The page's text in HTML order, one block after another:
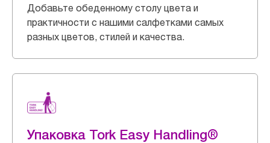
Добавьте обеденному столу цвета и
практичности с нашими салфетками самых
разных цветов, стилей и качества.
Упаковка Tork Easy Handling®